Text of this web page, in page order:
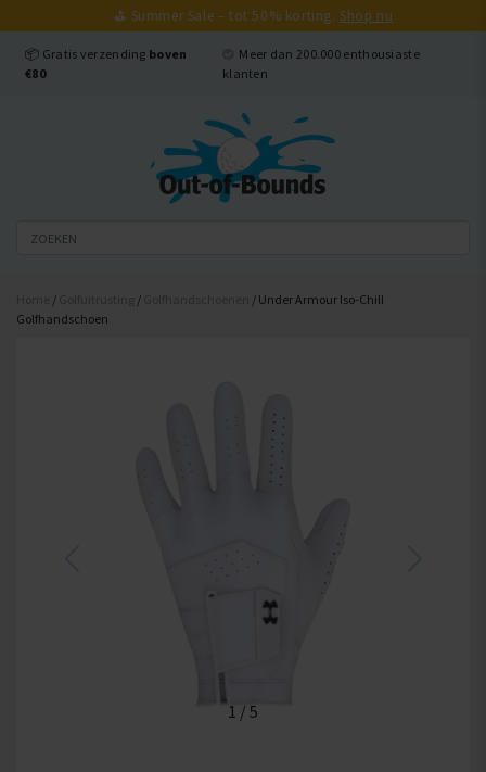
⛳ Summer Sale – tot 50% korting. Shop nu
📦 Gratis verzending boven
€80
Meer dan 200.000 enthousiaste
klanten
/ /
/ Under Armour Iso-Chill
Golfhandschoen
1 / 5